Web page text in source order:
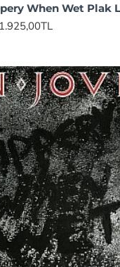
When Wet Plak
1.925,00TL